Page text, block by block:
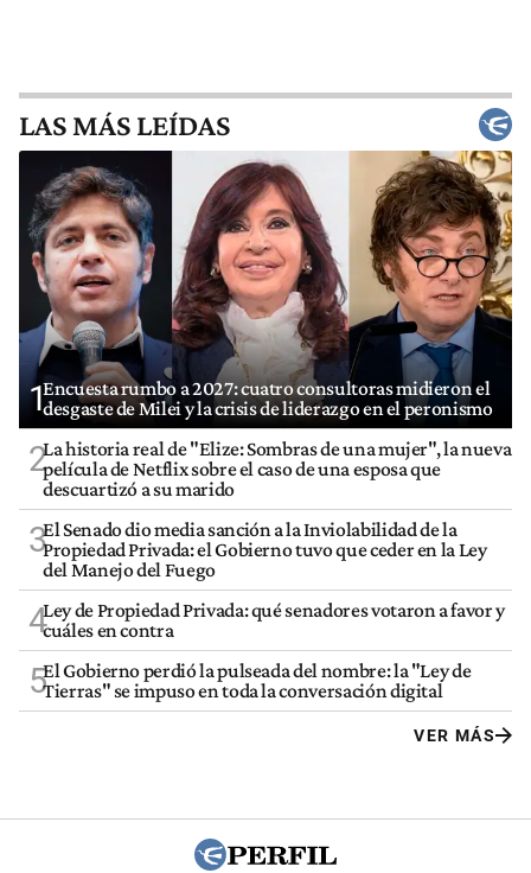
LAS MÁS LEÍDAS
1Encuesta rumbo a 2027: cuatro consultoras midieron el
desgaste de Milei y la crisis de liderazgo en el peronismo
2La historia real de "Elize: Sombras de una mujer", la nueva
película de Netflix sobre el caso de una esposa que
descuartizó a su marido
3El Senado dio media sanción a la Inviolabilidad de la
Propiedad Privada: el Gobierno tuvo que ceder en la Ley
del Manejo del Fuego
4Ley de Propiedad Privada: qué senadores votaron a favor y
cuáles en contra
5El Gobierno perdió la pulseada del nombre: la "Ley de
Tierras" se impuso en toda la conversación digital
VER MÁS